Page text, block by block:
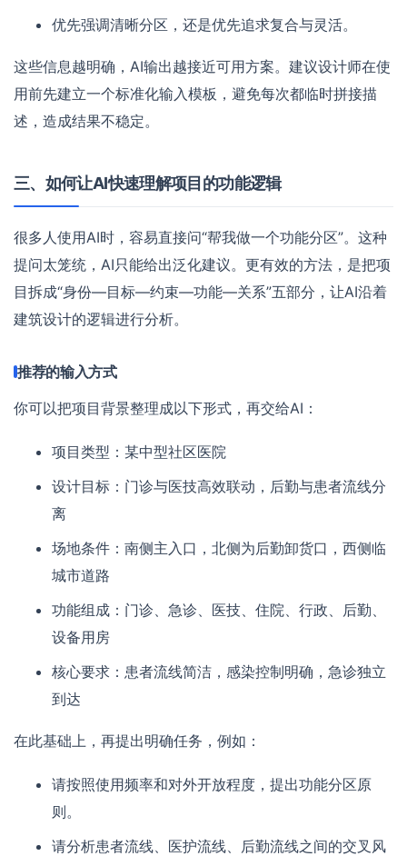
优先强调清晰分区，还是优先追求复合与灵活。
这些信息越明确，AI输出越接近可用方案。建议设计师在使
用前先建立一个标准化输入模板，避免每次都临时拼接描
述，造成结果不稳定。
三、如何让AI快速理解项目的功能逻辑
很多人使用AI时，容易直接问“帮我做一个功能分区”。这种
提问太笼统，AI只能给出泛化建议。更有效的方法，是把项
目拆成“身份—目标—约束—功能—关系”五部分，让AI沿着
建筑设计的逻辑进行分析。
推荐的输入方式
你可以把项目背景整理成以下形式，再交给AI：
项目类型：某中型社区医院
设计目标：门诊与医技高效联动，后勤与患者流线分
离
场地条件：南侧主入口，北侧为后勤卸货口，西侧临
城市道路
功能组成：门诊、急诊、医技、住院、行政、后勤、
设备用房
核心要求：患者流线简洁，感染控制明确，急诊独立
到达
在此基础上，再提出明确任务，例如：
请按照使用频率和对外开放程度，提出功能分区原
则。
请分析患者流线、医护流线、后勤流线之间的交叉风